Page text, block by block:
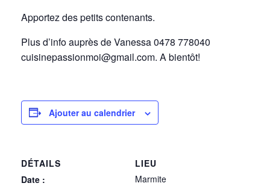
Apportez des petits contenants.
Plus d’info auprès de Vanessa 0478 778040
cuisinepassionmoi@gmail.com. A bientôt!
Ajouter au calendrier
DÉTAILS
Date :
LIEU
Marmite